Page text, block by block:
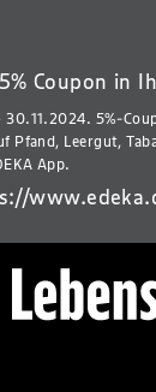
Coupon in
5%-
Pfand, Leergut,
App.